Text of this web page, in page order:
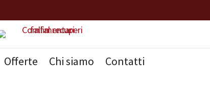
Offerte Chi siamo Contatti